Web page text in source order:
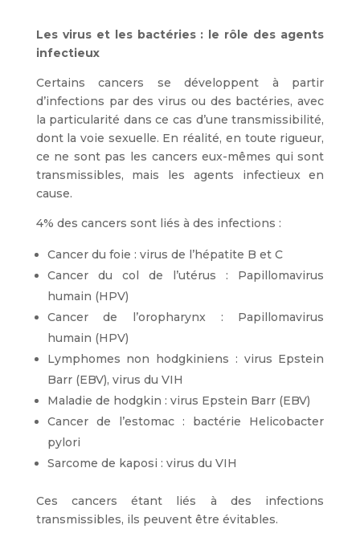
Les virus et les bactéries : le rôle des agents
infectieux
Certains cancers se développent à partir
d’infections par des virus ou des bactéries, avec
la particularité dans ce cas d’une transmissibilité,
dont la voie sexuelle. En réalité, en toute rigueur,
ce ne sont pas les cancers eux-mêmes qui sont
transmissibles, mais les agents infectieux en
cause.
4% des cancers sont liés à des infections :
Cancer du foie : virus de l’hépatite B et C
Cancer du col de l’utérus : Papillomavirus
humain (HPV)
Cancer de l’oropharynx : Papillomavirus
humain (HPV)
Lymphomes non hodgkiniens : virus Epstein
Barr (EBV), virus du VIH
Maladie de hodgkin : virus Epstein Barr (EBV)
Cancer de l’estomac : bactérie Helicobacter
pylori
Sarcome de kaposi : virus du VIH
Ces cancers étant liés à des infections
transmissibles, ils peuvent être évitables.